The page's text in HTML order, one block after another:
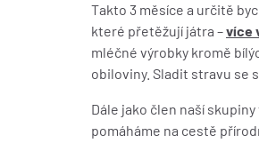
Takto 3 měsíce a určitě
které přetěžují játra –více
mléčné výrobky kromě
obiloviny. Sladit stravu se
Dále jako člen naší
pomáháme na cestě